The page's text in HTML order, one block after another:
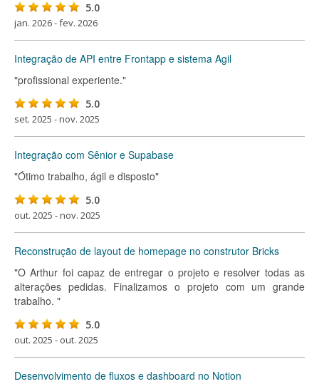
5.0
jan. 2026 - fev. 2026
Integração de API entre Frontapp e sistema Agil
"profissional experiente."
5.0
set. 2025 - nov. 2025
Integração com Sênior e Supabase
"Ótimo trabalho, ágil e disposto"
5.0
out. 2025 - nov. 2025
Reconstrução de layout de homepage no construtor Bricks
"O Arthur foi capaz de entregar o projeto e resolver todas as
alterações pedidas. Finalizamos o projeto com um grande
trabalho. "
5.0
out. 2025 - out. 2025
Desenvolvimento de fluxos e dashboard no Notion